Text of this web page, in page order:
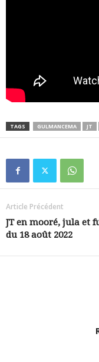
TAGS GULMANCEMA JT
Article Précédent
JT en mooré, jula et
du 18 août 2022